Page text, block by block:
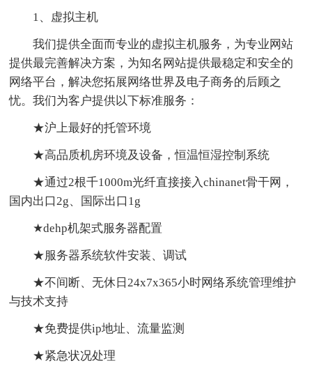
1、虚拟主机
我们提供全面而专业的虚拟主机服务，为专业网站
提供最完善解决方案，为知名网站提供最稳定和安全的
网络平台，解决您拓展网络世界及电子商务的后顾之
忧。我们为客户提供以下标准服务：
★沪上最好的托管环境
★高品质机房环境及设备，恒温恒湿控制系统
★通过2根千1000m光纤直接接入chinanet骨干网，
国内出口2g、国际出口1g
★dehp机架式服务器配置
★服务器系统软件安装、调试
★不间断、无休日24x7x365小时网络系统管理维护
与技术支持
★免费提供ip地址、流量监测
★紧急状况处理